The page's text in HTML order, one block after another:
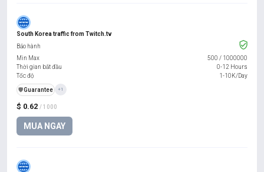
South Korea traffic from Twitch.tv
$ 0.62 / 1000
MUA NGAY
Bảo hành
Min Max
500 / 1000000
Thời gian bắt đầu
0-12 Hours
Tốc độ
1-10K/Day
️🛡️Guarantee +1